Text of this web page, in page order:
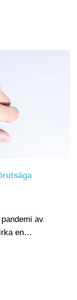
av
en…